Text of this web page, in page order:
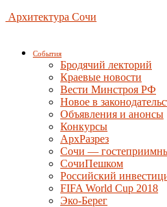
Архитектура Сочи
События
Бродячий лекторий
Краевые новости
Вести Минстроя РФ
Новое в
Объявления и анонсы
Конкурсы
АрхРазрез
Сочи —
СочиПешком
Российский
FIFA World Cup 2018
Эко-Берег